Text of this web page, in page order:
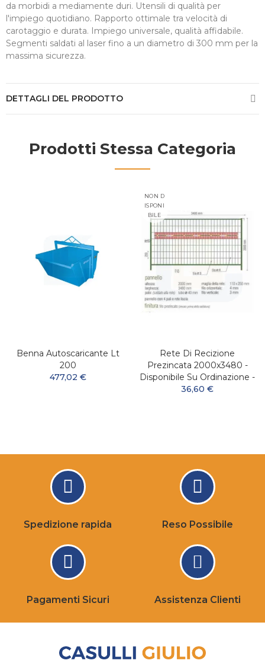
da morbidi a mediamente duri. Utensili di qualità per
l'impiego quotidiano. Rapporto ottimale tra velocità di
carotaggio e durata. Impiego universale, qualità affidabile.
Segmenti saldati al laser fino a un diametro di 300 mm per la
massima sicurezza.
DETTAGLI DEL PRODOTTO
Prodotti Stessa Categoria
Benna Autoscaricante Lt
200
477,02 €
NON D
ISPONI
BILE
Rete Di Recizione
Prezincata 2000x3480 -
Disponibile Su Ordinazione -
36,60 €
Spedizione rapida Reso Possibile
Pagamenti Sicuri Assistenza Clienti